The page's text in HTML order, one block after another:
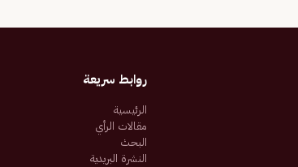
روابط سريعة
الرئيسية
مقالات الرأي
البحث
النشرة البريدية